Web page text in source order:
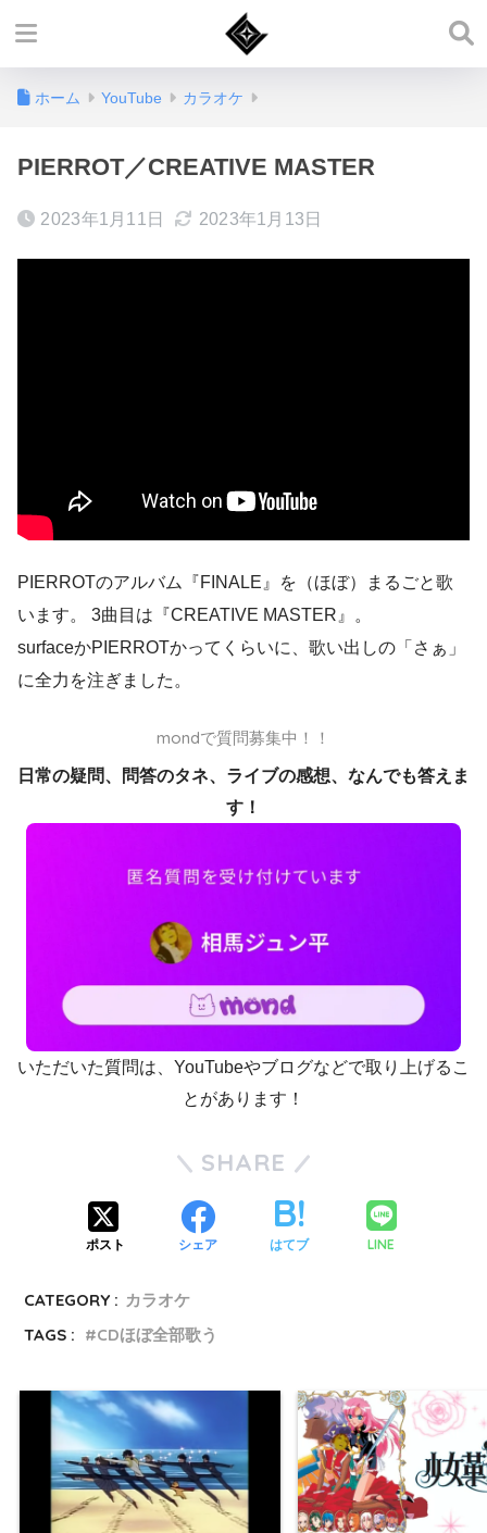
ホーム YouTube カラオケ
PIERROT／CREATIVE MASTER
2023年1月11日 2023年1月13日
PIERROTのアルバム『FINALE』を（ほぼ）まるごと歌
います。 3曲目は『CREATIVE MASTER』。
surfaceかPIERROTかってくらいに、歌い出しの「さぁ」
に全力を注ぎました。
mondで質問募集中！！
日常の疑問、問答のタネ、ライブの感想、なんでも答えま
す！
いただいた質問は、YouTubeやブログなどで取り上げるこ
とがあります！
SHARE
ポスト シェア はてブ LINE
CATEGORY : カラオケ
TAGS :
CDほぼ全部歌う